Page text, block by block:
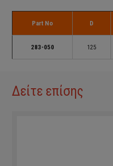
Part No D
283-050 125
Δείτε επίσης